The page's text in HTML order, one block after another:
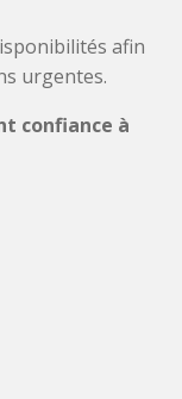
afin
urgentes.
confiance à